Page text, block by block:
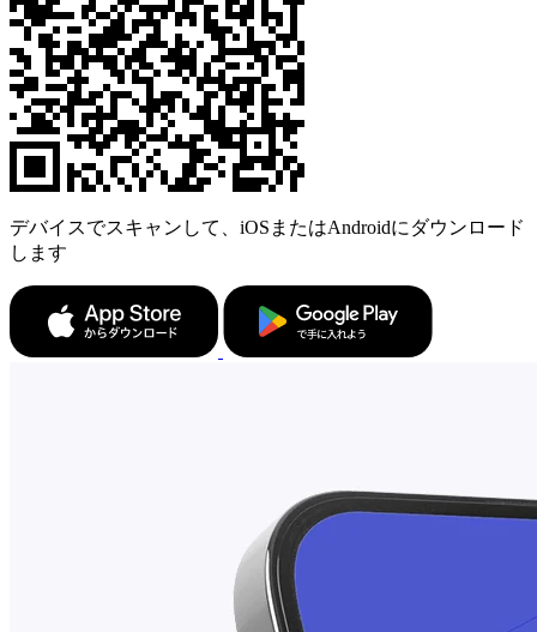
デバイスでスキャンして、iOSまたはAndroidにダウンロード
します